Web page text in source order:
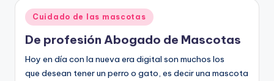
Publicado
en
Cuidado de las mascotas
De profesión Abogado de Mascotas
Hoy en día con la nueva era digital son muchos los
que desean tener un perro o gato, es decir una mascota